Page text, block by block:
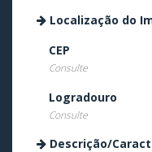
Localização do
CEP
Consulte
Logradouro
Consulte
Descrição/